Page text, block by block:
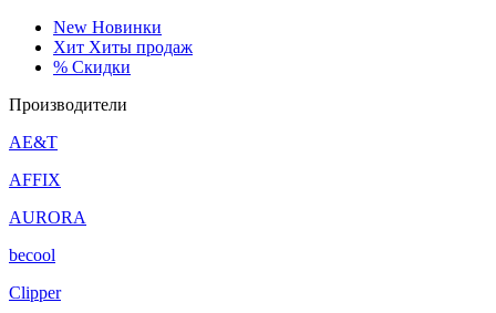
New Новинки
Хит Хиты продаж
% Скидки
Производители
AE&T
AFFIX
AURORA
becool
Clipper